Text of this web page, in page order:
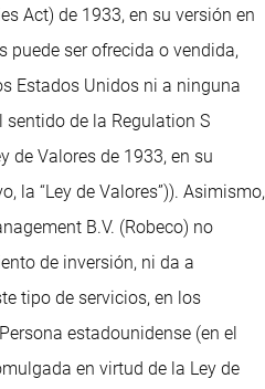
Act) de 1933, en su versión en
puede ser ofrecida o vendida,
Estados Unidos ni a ninguna
sentido de la Regulation S
de Valores de 1933, en su
la “Ley de Valores”)). Asimismo,
B.V. (Robeco) no
de inversión, ni da a
tipo de servicios, en los
estadounidense (en el
en virtud de la Ley de